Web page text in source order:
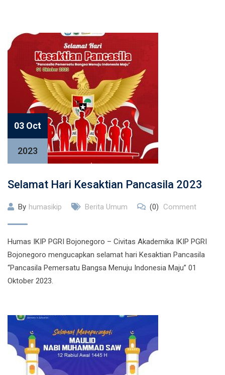
03 Oct
2023
Selamat Hari Kesaktian Pancasila 2023
By humasikip Berita Umum (0) Comment
Humas IKIP PGRI Bojonegoro – Civitas Akademika IKIP PGRI
Bojonegoro mengucapkan selamat hari Kesaktian Pancasila
“Pancasila Pemersatu Bangsa Menuju Indonesia Maju” 01
Oktober 2023.